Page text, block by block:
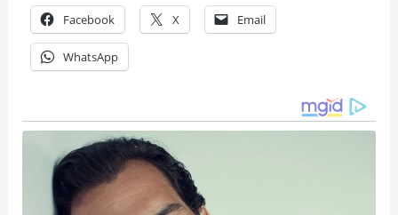
Facebook X Email
WhatsApp